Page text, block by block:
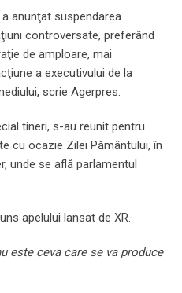
a anunţat suspendarea
controversate, preferând
de amploare, mai
a executivului de la
scrie Agerpres.
tineri, s-au reunit pentru
cu ocazie Zilei Pământului, în
unde se află parlamentul
apelului lansat de XR.
este ceva care se va produce